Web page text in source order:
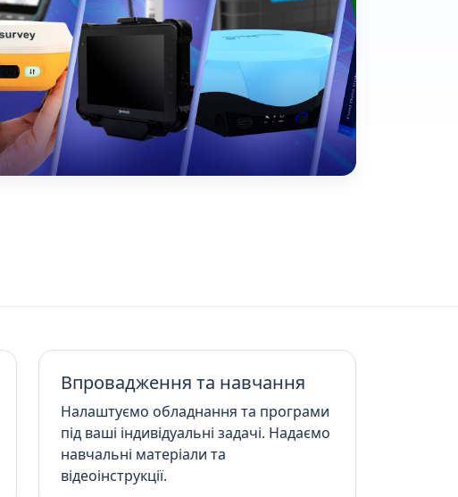
Впровадження та навчання
Налаштуємо обладнання та програми
під ваші індивідуальні задачі. Надаємо
навчальні матеріали та
відеоінструкції.